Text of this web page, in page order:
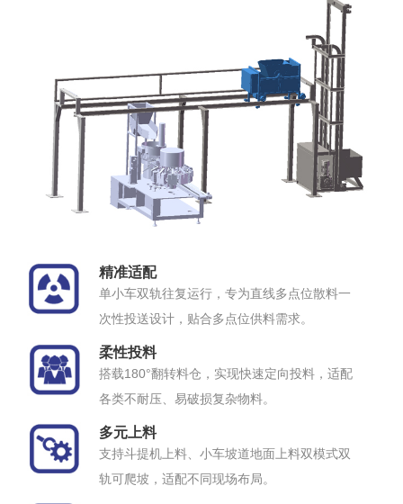
精准适配
单小车双轨往复运行，专为直线多点位散料一
次性投送设计，贴合多点位供料需求。
柔性投料
搭载180°翻转料仓，实现快速定向投料，适配
各类不耐压、易破损复杂物料。
多元上料
支持斗提机上料、小车坡道地面上料双模式双
轨可爬坡，适配不同现场布局。